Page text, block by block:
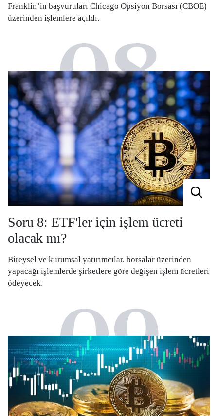
Franklin’in başvuruları Chicago Opsiyon Borsası (CBOE)
üzerinden işlemlere açıldı.08
Soru 8: ETF'ler için işlem ücreti
olacak mı?
Bireysel ve kurumsal yatırımcılar, borsalar üzerinden
yapacağı işlemlerde şirketlere göre değişen işlem ücretleri
ödeyecek.
09